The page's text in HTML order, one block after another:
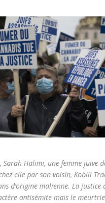
Sarah Halimi, une femme juive
elle par son voisin, Kobili
d’origine malienne. La justice
antisémite mais le